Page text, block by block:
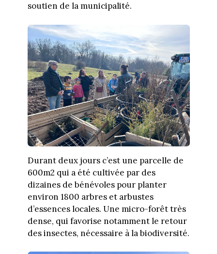
soutien de la municipalité.
Durant deux jours c’est une parcelle de
600m2 qui a été cultivée par des
dizaines de bénévoles pour planter
environ 1800 arbres et arbustes
d’essences locales. Une micro-forêt très
dense, qui favorise notamment le retour
des insectes, nécessaire à la biodiversité.